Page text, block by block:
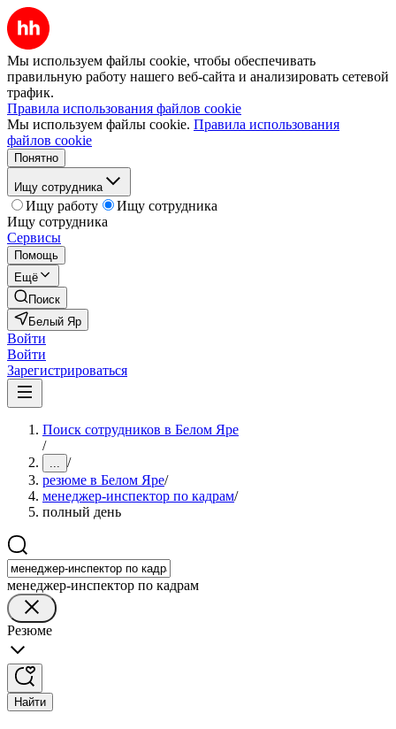
Мы используем файлы cookie, чтобы обеспечивать
правильную работу нашего веб-сайта и анализировать сетевой
трафик.
Правила использования файлов cookie
Мы используем файлы cookie. Правила использования
файлов cookie
Понятно
Ищу сотрудника
Ищу работу
Ищу сотрудника
Ищу сотрудника
Сервисы
Помощь
Ещё
Поиск
Белый Яр
Войти
Войти
Зарегистрироваться
Поиск сотрудников в Белом Яре
/
... /
резюме в Белом Яре/
менеджер-инспектор по кадрам/
полный день
менеджер-инспектор по кадрам
Резюме
Найти